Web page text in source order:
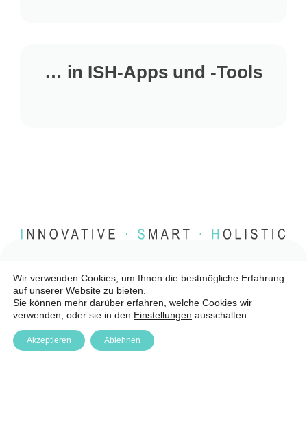
… in ISH-Apps und -Tools
Anfrage
Wir verwenden Cookies, um Ihnen die bestmögliche Erfahrung
auf unserer Website zu bieten.
Sie können mehr darüber erfahren, welche Cookies wir
verwenden, oder sie in den Einstellungen ausschalten.
Akzeptieren Ablehnen